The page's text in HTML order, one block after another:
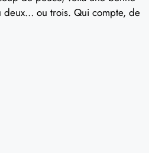
deux… ou trois. Qui compte, de